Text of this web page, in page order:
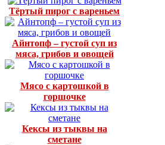
Тёртый пирог с вареньем
Айнтопф – густой суп из
мяса, грибов и овощей
Мясо с картошкой в
горшочке
Кексы из тыквы на
сметане